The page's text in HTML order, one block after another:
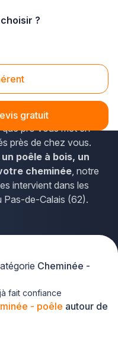
?
gratuit
Calais
pour l'installation ou
poêledans le Nord-
pro vous met en
près de chez vous.
poêle à bois, un
cheminée, notre
intervient dans les
Pas-de-Calais (62).
- poêle autour de
Cheminée -
fait confiance